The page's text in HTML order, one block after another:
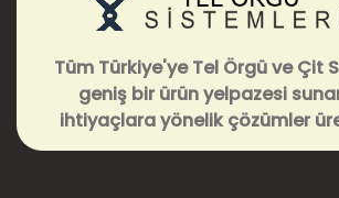
Tüm Türkiye'ye Tel Örgü ve Çit
geniş bir ürün yelpazesi
ihtiyaçlara yönelik çözümler